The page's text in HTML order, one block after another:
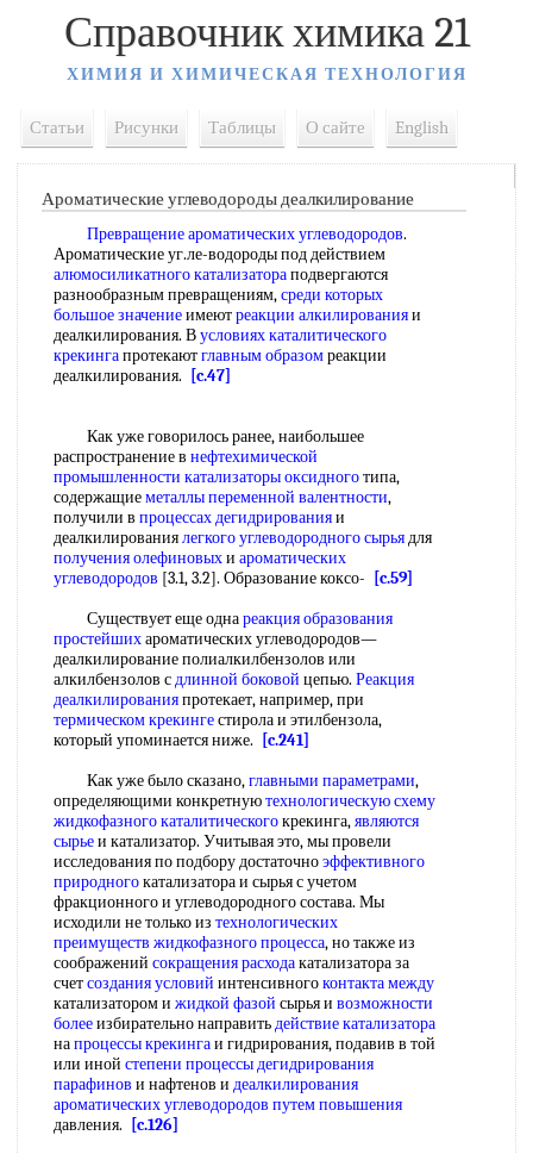
Справочник химика 21
ХИМИЯ И ХИМИЧЕСКАЯ ТЕХНОЛОГИЯ
Статьи Рисунки Таблицы О сайте English
Ароматические углеводороды деалкилирование
Превращение ароматических углеводородов.
Ароматические уг.ле-водороды под действием
алюмосиликатного катализатораподвергаются
разнообразным превращениям,среди которых
большое значениеимеютреакции алкилированияи
деалкилирования. Вусловиях каталитического
крекингапротекаютглавным образомреакции
деалкилирования.
[c.47]
Как уже говорилось ранее, наибольшее
распространение в нефтехимической
промышленности катализаторы оксидноготипа,
содержащиеметаллы переменной валентности,
получили в процессах дегидрированияи
деалкилированиялегкого углеводородного сырьядля
получения олефиновыхи ароматических
углеводородов [3.1, 3.2]. Образование коксо-
[c.59]
Существует еще однареакция образования
простейшихароматических углеводородов—
деалкилирование полиалкилбензолов или
алкилбензолов сдлинной боковой цепью. Реакция
деалкилированияпротекает, например, при
термическом крекингестирола и этилбензола,
который упоминается ниже.
[c.241]
Как уже было сказано,главными параметрами,
определяющими конкретнуютехнологическую схему
жидкофазного каталитическогокрекинга,являются
сырьеи катализатор. Учитывая это, мы провели
исследования по подбору достаточноэффективного
природногокатализатора и сырья с учетом
фракционного и углеводородного состава. Мы
исходили не только из технологических
преимуществ жидкофазного процесса, но также из
соображений сокращения расходакатализатора за
счетсоздания условий интенсивногоконтакта между
катализатором и жидкой фазой сырья и возможности
болееизбирательно направитьдействие катализатора
напроцессы крекингаи гидрирования, подавив в той
или иной степени процессыдегидрирования
парафинов и нафтенов и деалкилирования
ароматических углеводородов путем повышения
давления.
[c.126]